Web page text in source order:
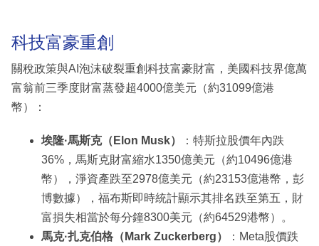
科技富豪重創
關稅政策與AI泡沫破裂重創科技富豪財富，美國科技界億萬
富翁前三季度財富蒸發超4000億美元（約31099億港
幣）：
埃隆·馬斯克（Elon Musk）
：特斯拉股價年內跌
36%，馬斯克財富縮水1350億美元（約10496億港
幣），淨資產跌至2978億美元（約23153億港幣，彭
博數據），福布斯即時統計顯示其排名跌至第五，財
富損失相當於每分鐘8300美元（約64529港幣）。
馬克·扎克伯格（Mark Zuckerberg）
：Meta股價跌